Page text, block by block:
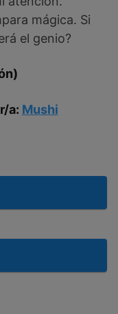
mágica. Si
el genio?
a: Mushi